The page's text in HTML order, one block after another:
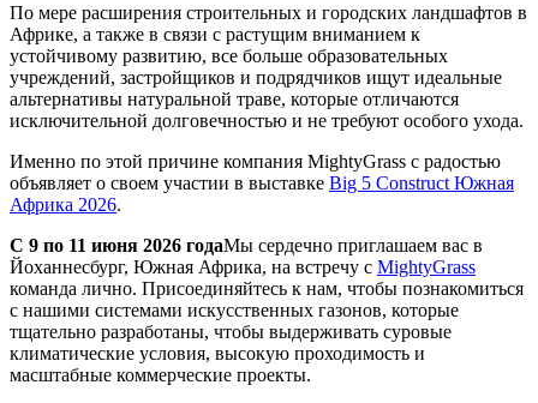
По мере расширения строительных и городских ландшафтов в
Африке, а также в связи с растущим вниманием к
устойчивому развитию, все больше образовательных
учреждений, застройщиков и подрядчиков ищут идеальные
альтернативы натуральной траве, которые отличаются
исключительной долговечностью и не требуют особого ухода.
Именно по этой причине компания MightyGrass с радостью
объявляет о своем участии в выставке Big 5 Construct Южная
Африка 2026.
С 9 по 11 июня 2026 годаМы сердечно приглашаем вас в
Йоханнесбург, Южная Африка, на встречу с MightyGrass
команда лично. Присоединяйтесь к нам, чтобы познакомиться
с нашими системами искусственных газонов, которые
тщательно разработаны, чтобы выдерживать суровые
климатические условия, высокую проходимость и
масштабные коммерческие проекты.